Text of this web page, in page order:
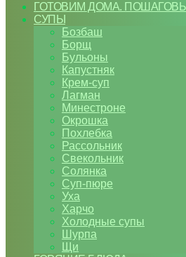
ГОТОВИМ ДОМА.
СУПЫ
Бозбаш
Борщ
Бульоны
Капустняк
Крем-суп
Лагман
Минестроне
Окрошка
Похлебка
Рассольник
Свекольник
Солянка
Суп-пюре
Уха
Харчо
Холодные супы
Шурпа
Щи